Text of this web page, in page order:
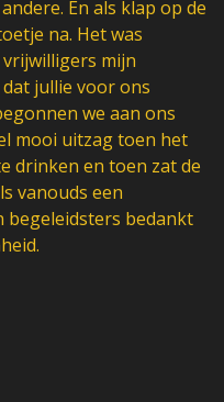
En als klap op de
na. Het was
mijn
jullie voor ons
we aan ons
mooi uitzag toen het
drinken en toen zat de
vanouds een
begeleidsters bedankt